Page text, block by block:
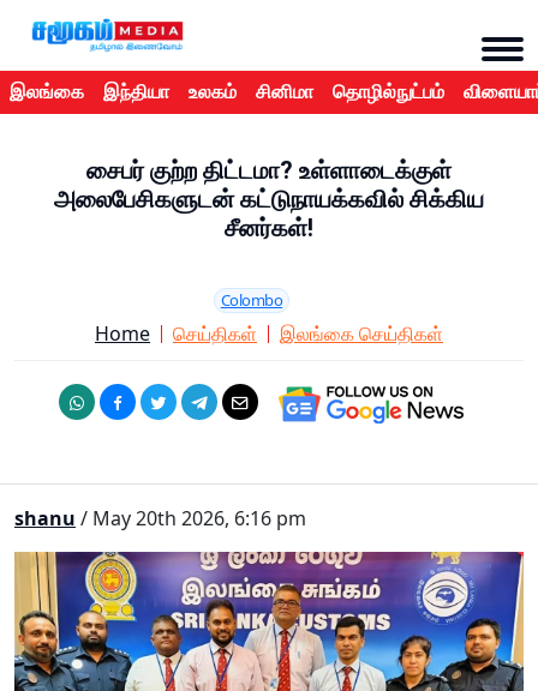
இலங்கை இந்தியா உலகம் சினிமா தொழில்நுட்பம்
சைபர் குற்ற திட்டமா? உள்ளாடைக்குள்
அலைபேசிகளுடன் கட்டுநாயக்கவில் சிக்கிய
சீனர்கள்!
Colombo
Home செய்திகள் இலங்கை செய்திகள்
shanu / May 20th 2026, 6:16 pm